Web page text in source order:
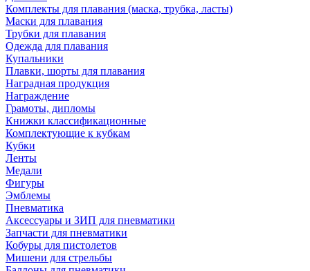
Комплекты для плавания (маска, трубка, ласты)
Маски для плавания
Трубки для плавания
Одежда для плавания
Купальники
Плавки, шорты для плавания
Наградная продукция
Награждение
Грамоты, дипломы
Книжки классификационные
Комплектующие к кубкам
Кубки
Ленты
Медали
Фигуры
Эмблемы
Пневматика
Аксессуары и ЗИП для пневматики
Запчасти для пневматики
Кобуры для пистолетов
Мишени для стрельбы